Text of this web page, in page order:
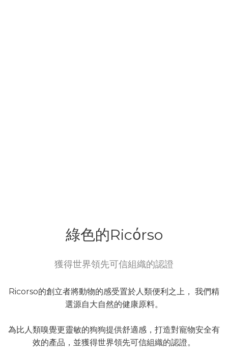
綠色的Ricόrso
獲得世界領先可信組織的認證
Ricorso的創立者將動物的感受置於人類便利之上， 我們精
選源自大自然的健康原料。
為比人類嗅覺更靈敏的狗狗提供舒適感，打造對寵物安全有
效的產品，並獲得世界領先可信組織的認證。